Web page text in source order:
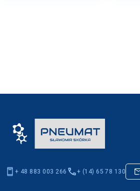
+ 48 883 003 266 + (14) 65 78 130